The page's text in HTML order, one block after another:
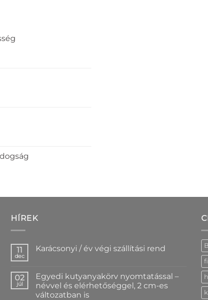
HÍREK
11
dec
Karácsonyi / év végi szállítási rend
Karácsonyi
/
év
végi
02
júl
Egyedi kutyanyakörv nyomtatással –
névvel és elérhetőséggel, 2 cm-es
változatban is